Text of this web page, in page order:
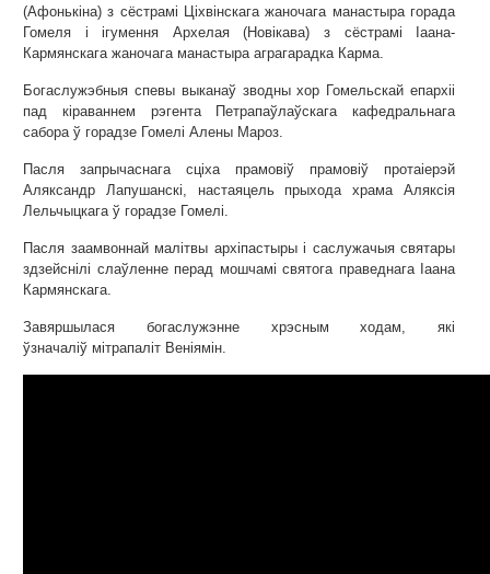
(Афонькіна) з сёстрамі Ціхвінскага жаночага манастыра горада
Гомеля і ігумення Архелая (Новікава) з сёстрамі Іаана-
Кармянскага жаночага манастыра аграгарадка Карма.
Богаслужэбныя спевы выканаў зводны хор Гомельскай епархіі
пад кіраваннем рэгента Петрапаўлаўскага кафедральнага
сабора ў горадзе Гомелі Алены Мароз.
Пасля запрычаснага сціха прамовіў прамовіў протаіерэй
Аляксандр Лапушанскі, настаяцель прыхода храма Аляксія
Лельчыцкага ў горадзе Гомелі.
Пасля заамвоннай малітвы архіпастыры і саслужачыя святары
здзейснілі слаўленне перад мошчамі святога праведнага Іаана
Кармянскага.
Завяршылася богаслужэнне хрэсным ходам, які
ўзначаліў мітрапаліт Веніямін.